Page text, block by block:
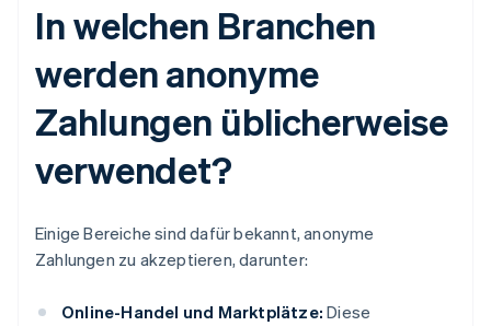
In welchen Branchen
werden anonyme
Zahlungen üblicherweise
verwendet?
Einige Bereiche sind dafür bekannt, anonyme
Zahlungen zu akzeptieren, darunter:
Online-Handel und Marktplätze: Diese